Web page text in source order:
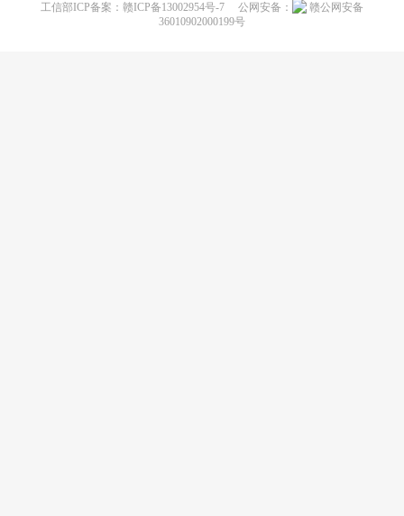
工信部ICP备案： 赣ICP备13002954号-7 公网安备：
赣公网安备
36010902000199号